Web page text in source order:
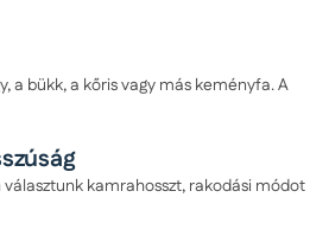
a bükk, a kőris vagy más keményfa. A
kamrahosszt, rakodási módot